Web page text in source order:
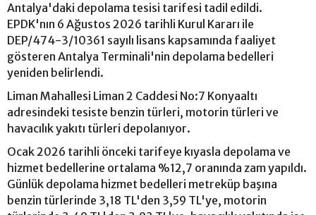
Antalya'daki depolama tesisi tarifesi tadil edildi.
EPDK'nın 6 Ağustos 2026 tarihli Kurul Kararı ile
DEP/474-3/10361 sayılı lisans kapsamında faaliyet
gösteren Antalya Terminali'nin depolama bedelleri
yeniden belirlendi.
Liman Mahallesi Liman 2 Caddesi No:7 Konyaaltı
adresindeki tesiste benzin türleri, motorin türleri ve
havacılık yakıtı türleri depolanıyor.
Ocak 2026 tarihli önceki tarifeye kıyasla depolama ve
hizmet bedellerine ortalama %12,7 oranında zam yapıldı.
Günlük depolama hizmet bedelleri metreküp başına
benzin türlerinde 3,18 TL'den 3,59 TL'ye, motorin